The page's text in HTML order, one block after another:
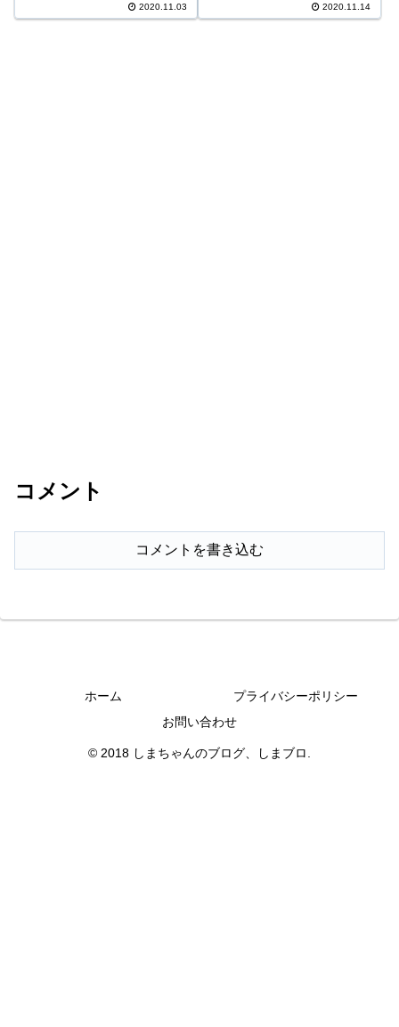
したいと思います。2020年2020.11.03
んてわからん・・」と思ってい
2020.11.14
コメント
コメントを書き込む
ホーム
プライバシーポリシー
お問い合わせ
© 2018 しまちゃんのブログ、しまブロ.